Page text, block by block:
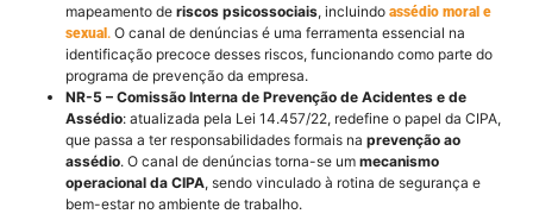
mapeamento de riscos psicossociais, incluindo assédio moral e
sexual. O canal de denúncias é uma ferramenta essencial na
identificação precoce desses riscos, funcionando como parte do
programa de prevenção da empresa.
NR-5 – Comissão Interna de Prevenção de Acidentes e de
Assédio: atualizada pela Lei 14.457/22, redefine o papel da CIPA,
que passa a ter responsabilidades formais na prevenção ao
assédio. O canal de denúncias torna-se um mecanismo
operacional da CIPA, sendo vinculado à rotina de segurança e
bem-estar no ambiente de trabalho.